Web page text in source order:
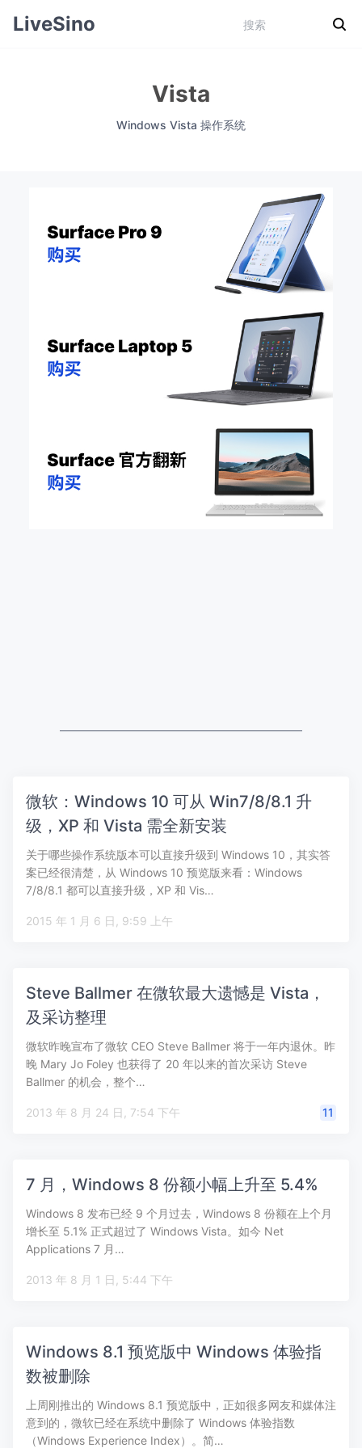
LiveSino
Vista
Windows Vista 操作系统
微软：Windows 10 可从 Win7/8/8.1 升
级，XP 和 Vista 需全新安装
关于哪些操作系统版本可以直接升级到 Windows 10，其实答
案已经很清楚，从 Windows 10 预览版来看：Windows
7/8/8.1 都可以直接升级，XP 和 Vis…
2015 年 1 月 6 日, 9:59 上午
Steve Ballmer 在微软最大遗憾是 Vista，
及采访整理
微软昨晚宣布了微软 CEO Steve Ballmer 将于一年内退休。昨
晚 Mary Jo Foley 也获得了 20 年以来的首次采访 Steve
Ballmer 的机会，整个…
2013 年 8 月 24 日, 7:54 下午 11
7 月，Windows 8 份额小幅上升至 5.4%
Windows 8 发布已经 9 个月过去，Windows 8 份额在上个月
增长至 5.1% 正式超过了 Windows Vista。如今 Net
Applications 7 月…
2013 年 8 月 1 日, 5:44 下午
Windows 8.1 预览版中 Windows 体验指
数被删除
上周刚推出的 Windows 8.1 预览版中，正如很多网友和媒体注
意到的，微软已经在系统中删除了 Windows 体验指数
（Windows Experience Index）。简…